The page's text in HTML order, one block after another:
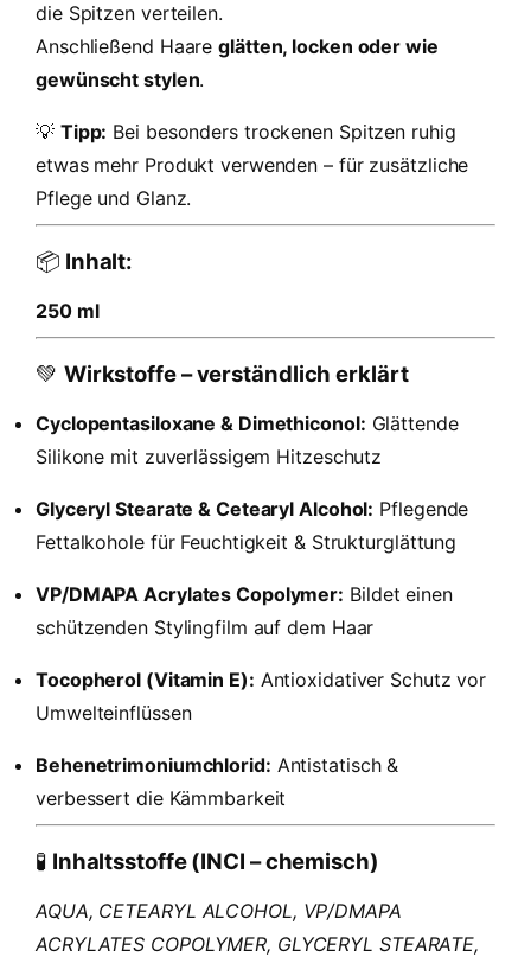
die Spitzen verteilen.
Anschließend Haareglätten, locken oder wie
gewünscht stylen.
💡 Tipp: Bei besonders trockenen Spitzen ruhig
etwas mehr Produkt verwenden – für zusätzliche
Pflege und Glanz.
📦 Inhalt:
250 ml
💚 Wirkstoffe – verständlich erklärt
Cyclopentasiloxane & Dimethiconol: Glättende
Silikone mit zuverlässigem Hitzeschutz
Glyceryl Stearate & Cetearyl Alcohol: Pflegende
Fettalkohole für Feuchtigkeit & Strukturglättung
VP/DMAPA Acrylates Copolymer: Bildet einen
schützenden Stylingfilm auf dem Haar
Tocopherol (Vitamin E): Antioxidativer Schutz vor
Umwelteinflüssen
Behenetrimoniumchlorid: Antistatisch &
verbessert die Kämmbarkeit
🧪 Inhaltsstoffe (INCI – chemisch)
AQUA, CETEARYL ALCOHOL, VP/DMAPA
ACRYLATES COPOLYMER, GLYCERYL STEARATE,